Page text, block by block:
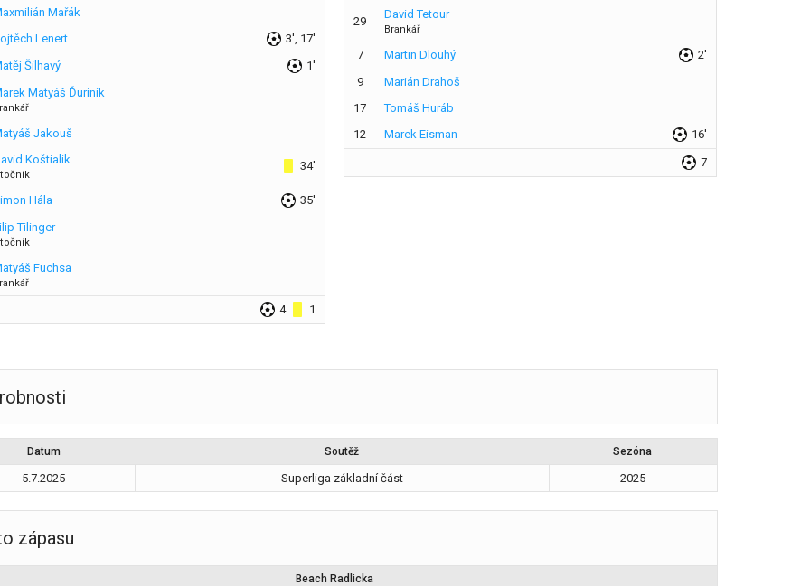
Mařák
Lenert
3', 17'
Šilhavý
1'
Matyáš Ďuriník
Jakouš
Koštialik
34'
Hála
35'
Tilinger
Fuchsa
4 1
29
David Tetour
Brankář
7 Martin Dlouhý
2'
9
Marián Drahoš
17
Tomáš Huráb
12
Marek Eisman 16'
7
Datum Soutěž Sezóna
5.7.2025 Superliga základní část 2025
zápasu
Beach Radlicka